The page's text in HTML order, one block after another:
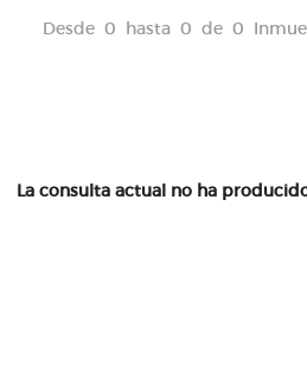
Desde 0 hasta 0 de 0
La consulta actual no ha